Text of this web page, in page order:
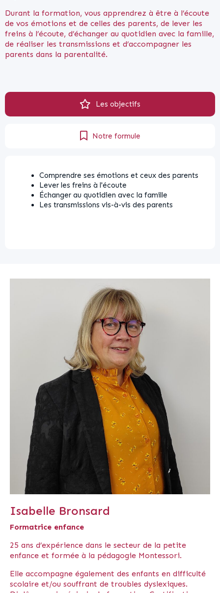
Durant la formation, vous apprendrez à être à l’écoute
de vos émotions et de celles des parents, de lever les
freins à l’écoute, d’échanger au quotidien avec la famille,
de réaliser les transmissions et d’accompagner les
parents dans la parentalité.
Les objectifs
Notre formule
Comprendre ses émotions et ceux des parents
Lever les freins à l'écoute
Échanger au quotidien avec la famille
Les transmissions vis-à-vis des parents
Isabelle Bronsard
Formatrice enfance
25 ans d’expérience dans le secteur de la petite
enfance et formée à la pédagogie Montessori.
Elle accompagne également des enfants en difficulté
scolaire et/ou souffrant de troubles dyslexiques.